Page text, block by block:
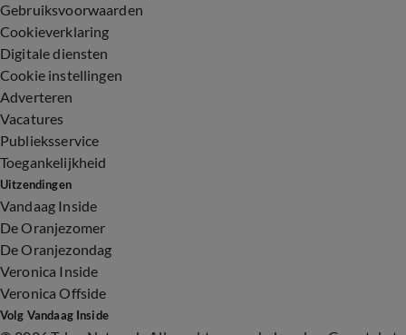
Gebruiksvoorwaarden
Cookieverklaring
Digitale diensten
Cookie instellingen
Adverteren
Vacatures
Publieksservice
Toegankelijkheid
Uitzendingen
Vandaag Inside
De Oranjezomer
De Oranjezondag
Veronica Inside
Veronica Offside
Volg Vandaag Inside